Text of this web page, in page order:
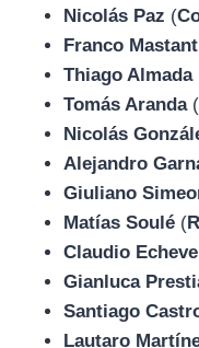
Nicolás Paz (
Franco
Thiago Almada
Tomás Aranda(
Nicolás
Alejandro
Giuliano
Matías Soulé (
Claudio
Gianluca
Santiago
Lautaro